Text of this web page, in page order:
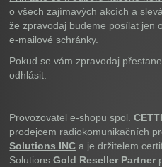
o všech zajímavých akcích a
že zpravodaj budeme posílat jen
e-mailové schránky.
Pokud se vám zpravodaj
odhlásit.
Provozovatel e-shopu spol.
prodejcem radiokomunikačních
Solutions INC a je držitelem
SolutionsGold Reseller Partner